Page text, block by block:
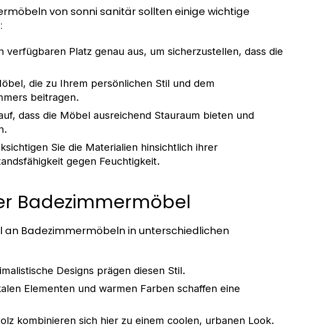
von sonni sanitär sollten einige wichtige
verfügbaren Platz genau aus, um sicherzustellen, dass die
die zu Ihrem persönlichen Stil und dem
beitragen.
dass die Möbel ausreichend Stauraum bieten und
Sie die Materialien hinsichtlich ihrer
gegen Feuchtigkeit.
Badezimmermöbel
an Badezimmermöbeln in unterschiedlichen
Designs prägen diesen Stil.
Elementen und warmen Farben schaffen eine
kombinieren sich hier zu einem coolen, urbanen Look.